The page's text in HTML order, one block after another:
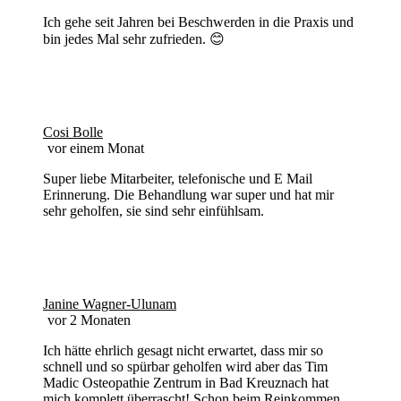
Ich gehe seit Jahren bei Beschwerden in die Praxis und
bin jedes Mal sehr zufrieden. 😊
Cosi Bolle
vor einem Monat
Super liebe Mitarbeiter, telefonische und E Mail
Erinnerung. Die Behandlung war super und hat mir
sehr geholfen, sie sind sehr einfühlsam.
Janine Wagner-Ulunam
vor 2 Monaten
Ich hätte ehrlich gesagt nicht erwartet, dass mir so
schnell und so spürbar geholfen wird aber das Tim
Madic Osteopathie Zentrum in Bad Kreuznach hat